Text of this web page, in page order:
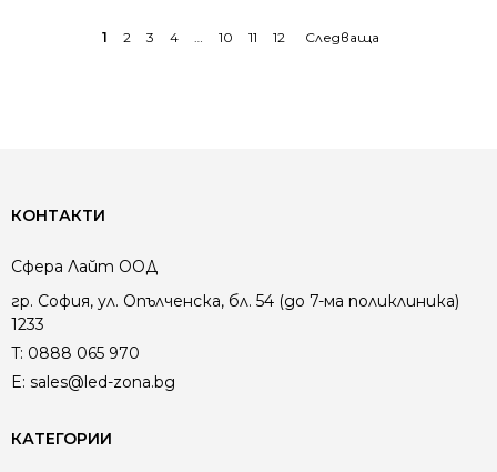
1 2 3 4 … 10 11 12
КОНТАКТИ
Сфера Лайт ООД
гр. София, ул. Опълченска, бл. 54 (до 7-ма поликлиника)
1233
T: 0888 065 970
E: sales@led-zona.bg
КАТЕГОРИИ